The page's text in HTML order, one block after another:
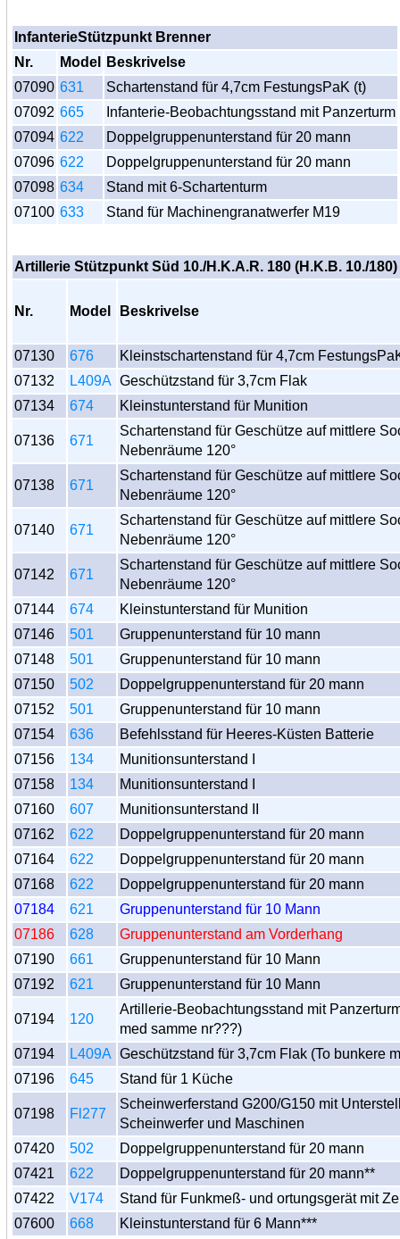
InfanterieStützpunkt Brenner
Nr.
Model
Beskrivelse
07090 631
Schartenstand für 4,7cm FestungsPaK (t)
07092 665
Infanterie-Beobachtungsstand mit Panzerturm
07094 622
Doppelgruppenunterstand für 20 mann
07096 622
Doppelgruppenunterstand für 20 mann
07098 634
Stand mit 6-Schartenturm
07100 633 Stand für Machinengranatwerfer M19
Artillerie Stützpunkt Süd 10./H.K.A.R. 180 (H.K.B. 10./180)
Nr. Model Beskrivelse
07130 676
Kleinstschartenstand für 4,7cm
07132
L409A Geschützstand für 3,7cm Flak
07134
674 Kleinstunterstand für Munition
07136 671
Schartenstand für Geschütze auf mittlere
Nebenräume 120°
07138 671
Schartenstand für Geschütze auf mittlere
Nebenräume 120°
07140 671
Schartenstand für Geschütze auf mittlere
Nebenräume 120°
07142 671
Schartenstand für Geschütze auf mittlere
Nebenräume 120°
07144
674
Kleinstunterstand für Munition
07146
501
Gruppenunterstand für 10 mann
07148
501
Gruppenunterstand für 10 mann
07150
502
Doppelgruppenunterstand für 20 mann
07152
501
Gruppenunterstand für 10 mann
07154
636
Befehlsstand für Heeres-Küsten Batterie
07156
134
Munitionsunterstand I
07158
134
Munitionsunterstand I
07160
607
Munitionsunterstand II
07162
622
Doppelgruppenunterstand für 20 mann
07164
622
Doppelgruppenunterstand für 20 mann
07168
622
Doppelgruppenunterstand für 20 mann
07184
621
Gruppenunterstand für 10 Mann
07186
628
Gruppenunterstand am Vorderhang
07190
661
Gruppenunterstand für 10 Mann
07192
621 Gruppenunterstand für 10 Mann
07194 120
Artillerie-Beobachtungsstand mit
med samme nr???)
07194
L409A Geschützstand für 3,7cm Flak (To bunkere
07196
645 Stand für 1 Küche
07198 Fl277
Scheinwerferstand G200/G150 mit
Scheinwerfer und Maschinen
07420
502
Doppelgruppenunterstand für 20 mann
07421
622
Doppelgruppenunterstand für 20 mann**
07422
V174
Stand für Funkmeß- und ortungsgerät mit
07600
668 Kleinstunterstand für 6 Mann***